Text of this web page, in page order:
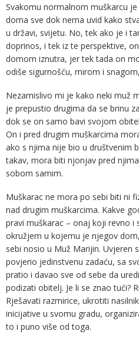
Svakomu normalnom muškarcu
doma sve dok nema uvid kako
u državi, svijetu. No, tek ako je i
doprinos, i tek iz te perspektive,
domom iznutra, jer tek tada on
odiše sigurnošću, mirom i
Nezamislivo mi je kako neki muž
je prepustio drugima da se brinu
dok se on samo bavi svojom
On i pred drugim muškarcima
ako s njima nije bio u društvenim
takav, mora biti njonjav pred
sobom samim.
Muškarac ne mora po sebi biti ni
nad drugim muškarcima. Kakve
pravi muškarac – onaj koji revno i
okružjem u kojemu je njegov
sebi nosio u Muž Marijin. Uvjeren
povjerio jedinstvenu zadaću, sa
pratio i davao sve od sebe da
podizati obitelj. Je li se znao tući?
Rješavati razmirice, ukrotiti
inicijative u svomu gradu,
to i puno više od toga.